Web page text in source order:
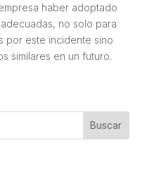
haber adoptado
no solo para
por este incidente sino
similares en un futuro.
Buscar